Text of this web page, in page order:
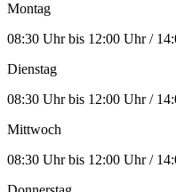
Montag
08:30 Uhr bis 12:00 Uhr /
Dienstag
08:30 Uhr bis 12:00 Uhr /
Mittwoch
08:30 Uhr bis 12:00 Uhr /